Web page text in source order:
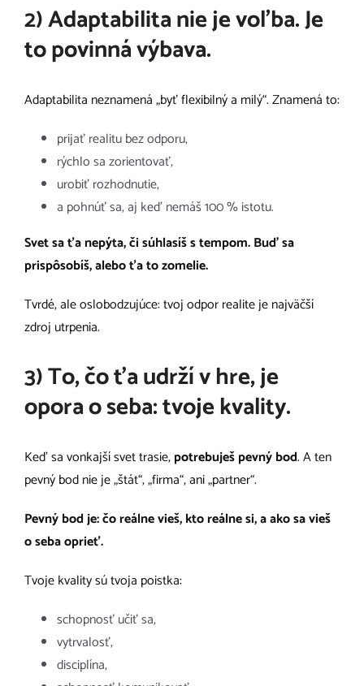
2) Adaptabilita nie je voľba. Je
to povinná výbava.
Adaptabilita neznamená „byť flexibilný a milý“. Znamená to:
prijať realitu bez odporu,
rýchlo sa zorientovať,
urobiť rozhodnutie,
a pohnúť sa, aj keď nemáš 100 % istotu.
Svet sa ťa nepýta, či súhlasíš s tempom. Buď sa
prispôsobíš, alebo ťa to zomelie.
Tvrdé, ale oslobodzujúce: tvoj odpor realite je najväčší
zdroj utrpenia.
3) To, čo ťa udrží v hre, je
opora o seba: tvoje kvality.
Keď sa vonkajší svet trasie,potrebuješ pevný bod. A ten
pevný bod nie je „štát“, „firma“, ani „partner“.
Pevný bod je: čo reálne vieš, kto reálne si, a ako sa vieš
o seba oprieť.
Tvoje kvality sú tvoja poistka:
schopnosť učiť sa,
vytrvalosť,
disciplína,